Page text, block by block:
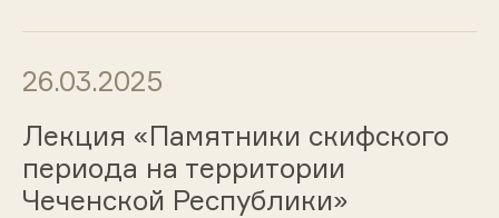
26.03.2025
Лекция «Памятники скифского
периода на территории
Чеченской Республики»